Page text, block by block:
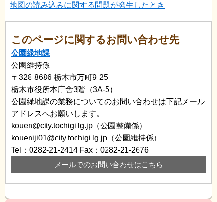
地図の読み込みに関する問題が発生したとき
このページに関するお問い合わせ先
公園緑地課
公園維持係
〒328-8686 栃木市万町9-25
栃木市役所本庁舎3階（3A-5）
公園緑地課の業務についてのお問い合わせは下記メール
アドレスへお願いします。
kouen@city.tochigi.lg.jp（公園整備係）
koueniji01@city.tochigi.lg.jp（公園維持係）
Tel：0282-21-2414 Fax：0282-21-2676
メールでのお問い合わせはこちら